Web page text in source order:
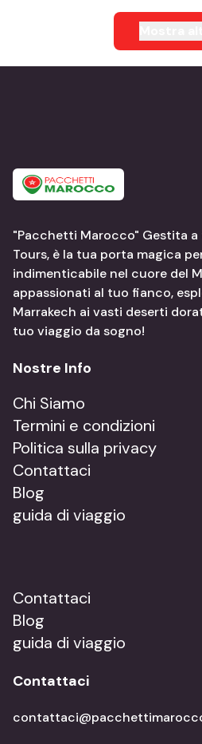
"Pacchetti Marocco" Gestita a
Tours, è la tua porta magica
indimenticabile nel cuore del
appassionati al tuo fianco,
Marrakech ai vasti deserti
tuo viaggio da sogno!
Nostre Info
Chi Siamo
Termini e condizioni
Politica sulla privacy
Contattaci
Blog
guida di viaggio
Contattaci
Blog
guida di viaggio
Contattaci